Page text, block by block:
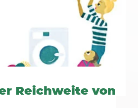
Reichweite von